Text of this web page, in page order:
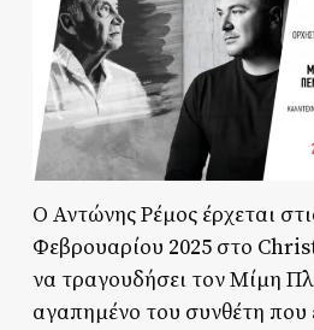
Ο Αντώνης Ρέμος έρχεται
Φεβρουαρίου 2025 στο
να τραγουδήσει τον Μίμη
αγαπημένο του συνθέτη που